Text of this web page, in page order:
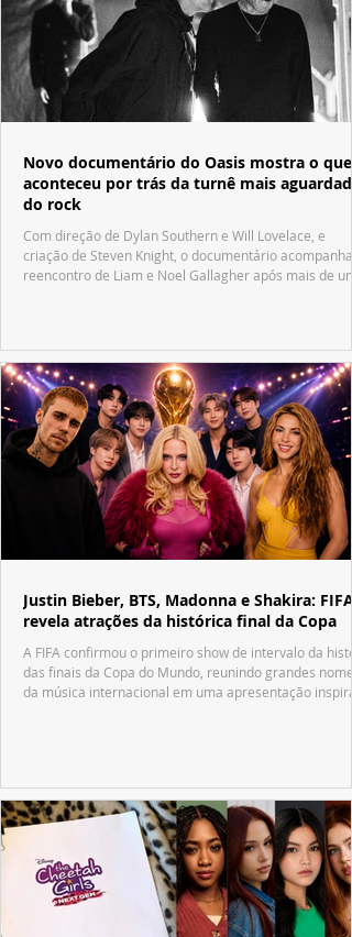
Novo documentário do Oasis mostra o que
aconteceu por trás da turnê mais aguardada
do rock
Com direção de Dylan Southern e Will Lovelace, e
criação de Steven Knight, o documentário acompanha
reencontro de Liam e Noel Gallagher após mais de
Justin Bieber, BTS, Madonna e Shakira: FIFA
revela atrações da histórica final da Copa
A FIFA confirmou o primeiro show de intervalo da
das finais da Copa do Mundo, reunindo grandes nomes
da música internacional em uma apresentação